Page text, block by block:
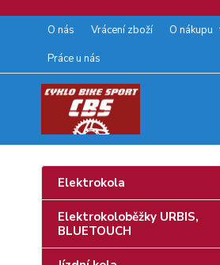
O nás Vrácení zboží O nákupu
Práce u nás
Elektrokola
Elektrokoloběžky URBIS,
BLUETOUCH